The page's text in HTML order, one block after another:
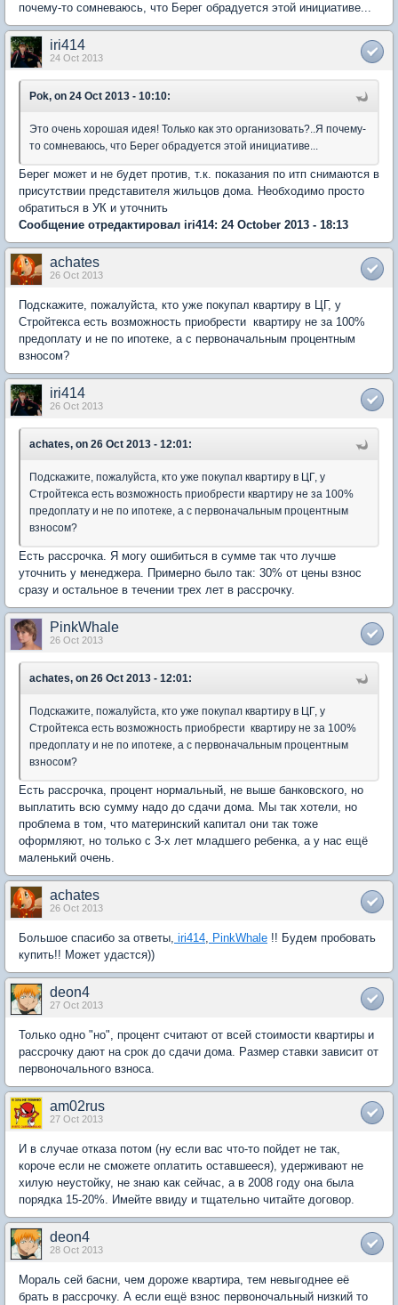
почему-то сомневаюсь, что Берег обрадуется этой инициативе...
iri414
24 Oct 2013
Pok, on 24 Oct 2013 - 10:10:
Это очень хорошая идея! Только как это организовать?..Я почему-
то сомневаюсь, что Берег обрадуется этой инициативе...
Берег может и не будет против, т.к. показания по итп снимаются в
присутствии представителя жильцов дома. Необходимо просто
обратиться в УК и уточнить
Сообщение отредактировал iri414: 24 October 2013 - 18:13
achates
26 Oct 2013
Подскажите, пожалуйста, кто уже покупал квартиру в ЦГ, у
Стройтекса есть возможность приобрести квартиру не за 100%
предоплату и не по ипотеке, а с первоначальным процентным
взносом?
iri414
26 Oct 2013
achates, on 26 Oct 2013 - 12:01:
Подскажите, пожалуйста, кто уже покупал квартиру в ЦГ, у
Стройтекса есть возможность приобрести квартиру не за 100%
предоплату и не по ипотеке, а с первоначальным процентным
взносом?
Есть рассрочка. Я могу ошибиться в сумме так что лучше
уточнить у менеджера. Примерно было так: 30% от цены взнос
сразу и остальное в течении трех лет в рассрочку.
PinkWhale
26 Oct 2013
achates, on 26 Oct 2013 - 12:01:
Подскажите, пожалуйста, кто уже покупал квартиру в ЦГ, у
Стройтекса есть возможность приобрести квартиру не за 100%
предоплату и не по ипотеке, а с первоначальным процентным
взносом?
Есть рассрочка, процент нормальный, не выше банковского, но
выплатить всю сумму надо до сдачи дома. Мы так хотели, но
проблема в том, что материнский капитал они так тоже
оформляют, но только с 3-х лет младшего ребенка, а у нас ещё
маленький очень.
achates
26 Oct 2013
Большое спасибо за ответы, iri414, PinkWhale !! Будем пробовать
купить!! Может удастся))
deon4
27 Oct 2013
Только одно "но", процент считают от всей стоимости квартиры и
рассрочку дают на срок до сдачи дома. Размер ставки зависит от
первоночального взноса.
am02rus
27 Oct 2013
И в случае отказа потом (ну если вас что-то пойдет не так,
короче если не сможете оплатить оставшееся), удерживают не
хилую неустойку, не знаю как сейчас, а в 2008 году она была
порядка 15-20%. Имейте ввиду и тщательно читайте договор.
deon4
28 Oct 2013
Мораль сей басни, чем дороже квартира, тем невыгоднее её
брать в рассрочку. А если ещё взнос первоночальный низкий то